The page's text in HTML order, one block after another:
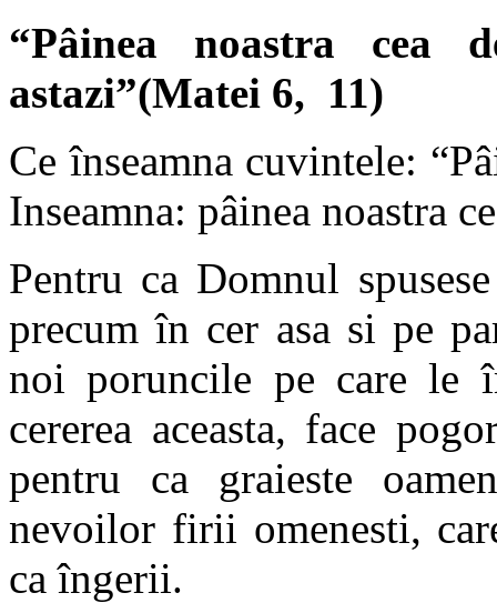
“Pâinea noastra cea
astazi”(Matei 6, 11)
Ce înseamna cuvintele:
Inseamna: pâinea noastra
Pentru ca Domnul
precum în cer asa si pe
noi poruncile pe care le
cererea aceasta, face
pentru ca graieste
nevoilor firii omenesti,
ca îngerii.